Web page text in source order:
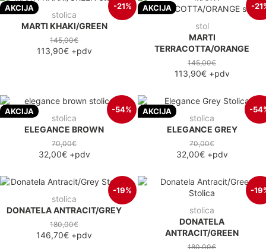
AKCIJA -21%
stolica
MARTI KHAKI/GREEN
145,00€
113,90€+pdv
AKCIJA -
stol
MARTI
TERRACOTTA/ORANGE
145,00€
113,90€+pdv
AKCIJA -54%
stolica
ELEGANCE BROWN
70,00€
32,00€+pdv
AKCIJA -
stolica
ELEGANCE GREY
70,00€
32,00€+pdv
-19%
stolica
DONATELA ANTRACIT/GREY
180,00€
146,70€ +pdv
-
stolica
DONATELA
ANTRACIT/GREEN
180,00€